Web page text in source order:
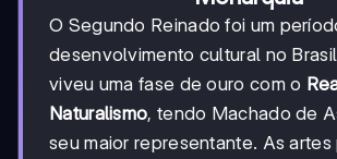
O Segundo Reinado foi um
desenvolvimento cultural no
viveu uma fase de ouro com o
Naturalismo, tendo Machado de
seu maior representante. As